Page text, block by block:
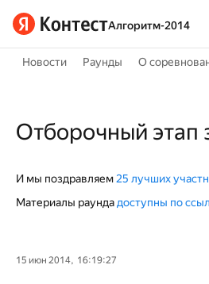
Алгоритм-2014
Новости Раунды О
Отборочный этап
И мы поздравляем25 лучших
Материалы раунда доступны по
15 июн 2014, 16:19:27